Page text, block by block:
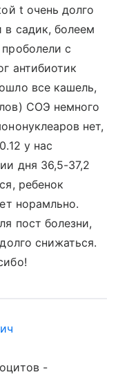
t очень долго
садик, болеем
с
антибиотик
все кашель,
СОЭ немного
нет,
у нас
дня 36,5-37,2
ребенок
норамльно.
пост болезни,
снижаться.
-